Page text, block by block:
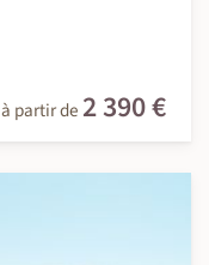
à partir de 2 390 €